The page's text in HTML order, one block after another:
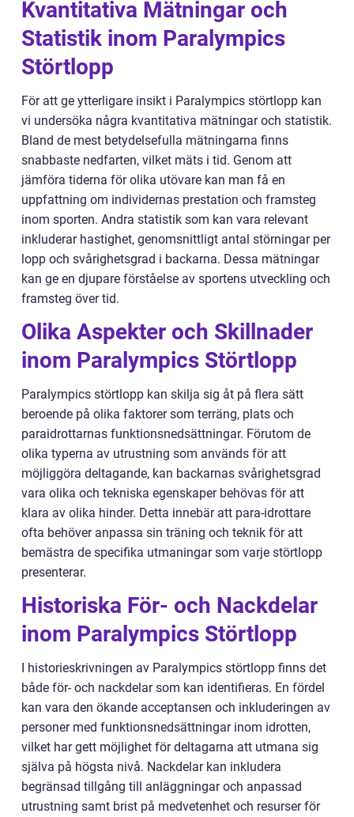
Kvantitativa Mätningar och
Statistik inom Paralympics
Störtlopp
För att ge ytterligare insikt i Paralympics störtlopp kan
vi undersöka några kvantitativa mätningar och statistik.
Bland de mest betydelsefulla mätningarna finns
snabbaste nedfarten, vilket mäts i tid. Genom att
jämföra tiderna för olika utövare kan man få en
uppfattning om individernas prestation och framsteg
inom sporten. Andra statistik som kan vara relevant
inkluderar hastighet, genomsnittligt antal störningar per
lopp och svårighetsgrad i backarna. Dessa mätningar
kan ge en djupare förståelse av sportens utveckling och
framsteg över tid.
Olika Aspekter och Skillnader
inom Paralympics Störtlopp
Paralympics störtlopp kan skilja sig åt på flera sätt
beroende på olika faktorer som terräng, plats och
paraidrottarnas funktionsnedsättningar. Förutom de
olika typerna av utrustning som används för att
möjliggöra deltagande, kan backarnas svårighetsgrad
vara olika och tekniska egenskaper behövas för att
klara av olika hinder. Detta innebär att para-idrottare
ofta behöver anpassa sin träning och teknik för att
bemästra de specifika utmaningar som varje störtlopp
presenterar.
Historiska För- och Nackdelar
inom Paralympics Störtlopp
I historieskrivningen av Paralympics störtlopp finns det
både för- och nackdelar som kan identifieras. En fördel
kan vara den ökande acceptansen och inkluderingen av
personer med funktionsnedsättningar inom idrotten,
vilket har gett möjlighet för deltagarna att utmana sig
själva på högsta nivå. Nackdelar kan inkludera
begränsad tillgång till anläggningar och anpassad
utrustning samt brist på medvetenhet och resurser för